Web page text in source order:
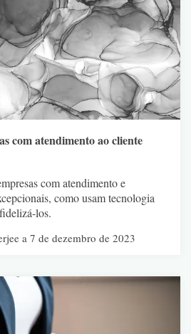
com atendimento ao cliente
com atendimento e
como usam tecnologia
los.
a 7 de dezembro de 2023